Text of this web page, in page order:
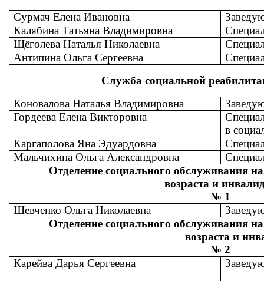
Сурмач Елена Ивановна
Калябина Татьяна Владимировна
Щёголева Наталья Николаевна
Антипина Ольга Сергеевна
Служба социальной
Коновалова Наталья Владимировна
Гордеева Елена Викторовна
в
Каргаполова Яна Эдуардовна
Мальчихина Ольга Александровна
Отделение социального обслуживания
возраста и
№ 1
Шевченко Ольга Николаевна
Отделение социального обслуживания
возраста и
№ 2
Карейва Дарья Сергеевна